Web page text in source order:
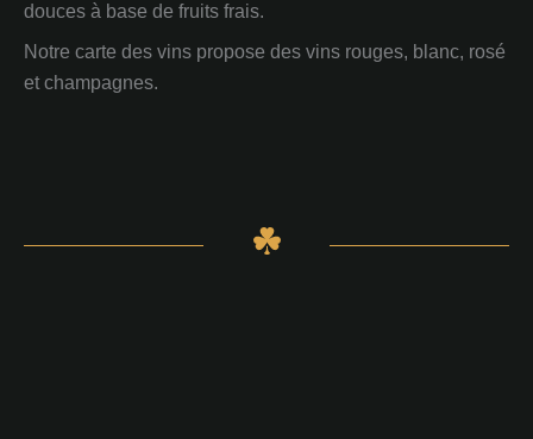
douces à base de fruits frais.
Notre carte des vins propose des vins rouges, blanc, rosé
et champagnes.